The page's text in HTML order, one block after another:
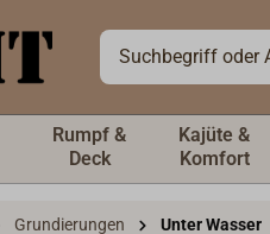
Rumpf &
Deck
Kajüte &
Komfort
Grundierungen Unter Wasser